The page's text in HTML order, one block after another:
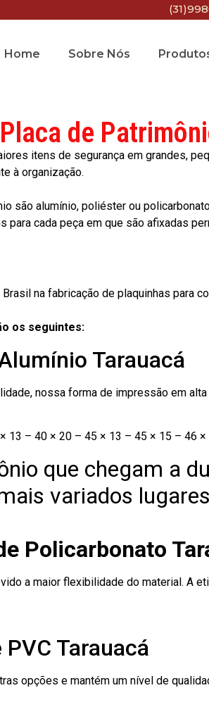
Home Sobre Nós
Placa de
itens de segurança em grandes,
à organização.
são alumínio, poliéster ou
para cada peça em que são afixadas
na fabricação de plaquinhas para
os seguintes:
Tarauacá
nossa forma de impressão em
13 – 40 × 20 – 45 × 13 – 45 × 15 – 46
que chegam a
variados
Policarbonato
a maior flexibilidade do material. A
Tarauacá
opções e mantém um nível de